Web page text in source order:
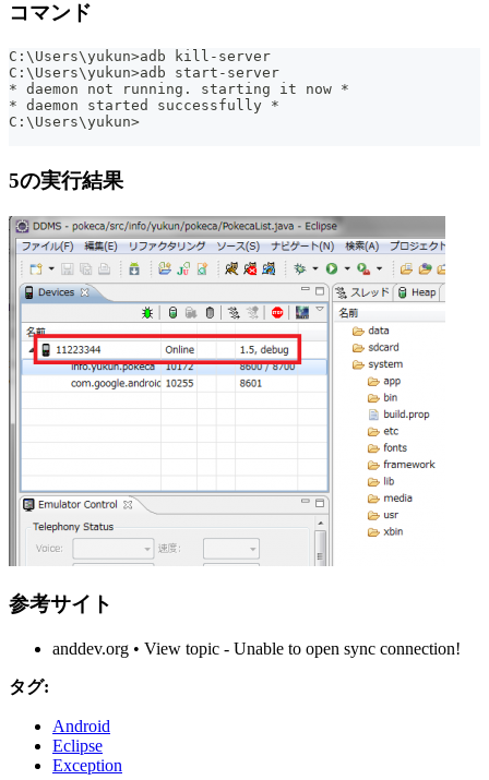
コマンド
C:\Users\yukun>adb kill-server
C:\Users\yukun>adb start-server
* daemon not running. starting it now *
* daemon started successfully *
C:\Users\yukun>
5の実行結果
参考サイト
anddev.org • View topic - Unable to open sync connection!
タグ:
Android
Eclipse
Exception